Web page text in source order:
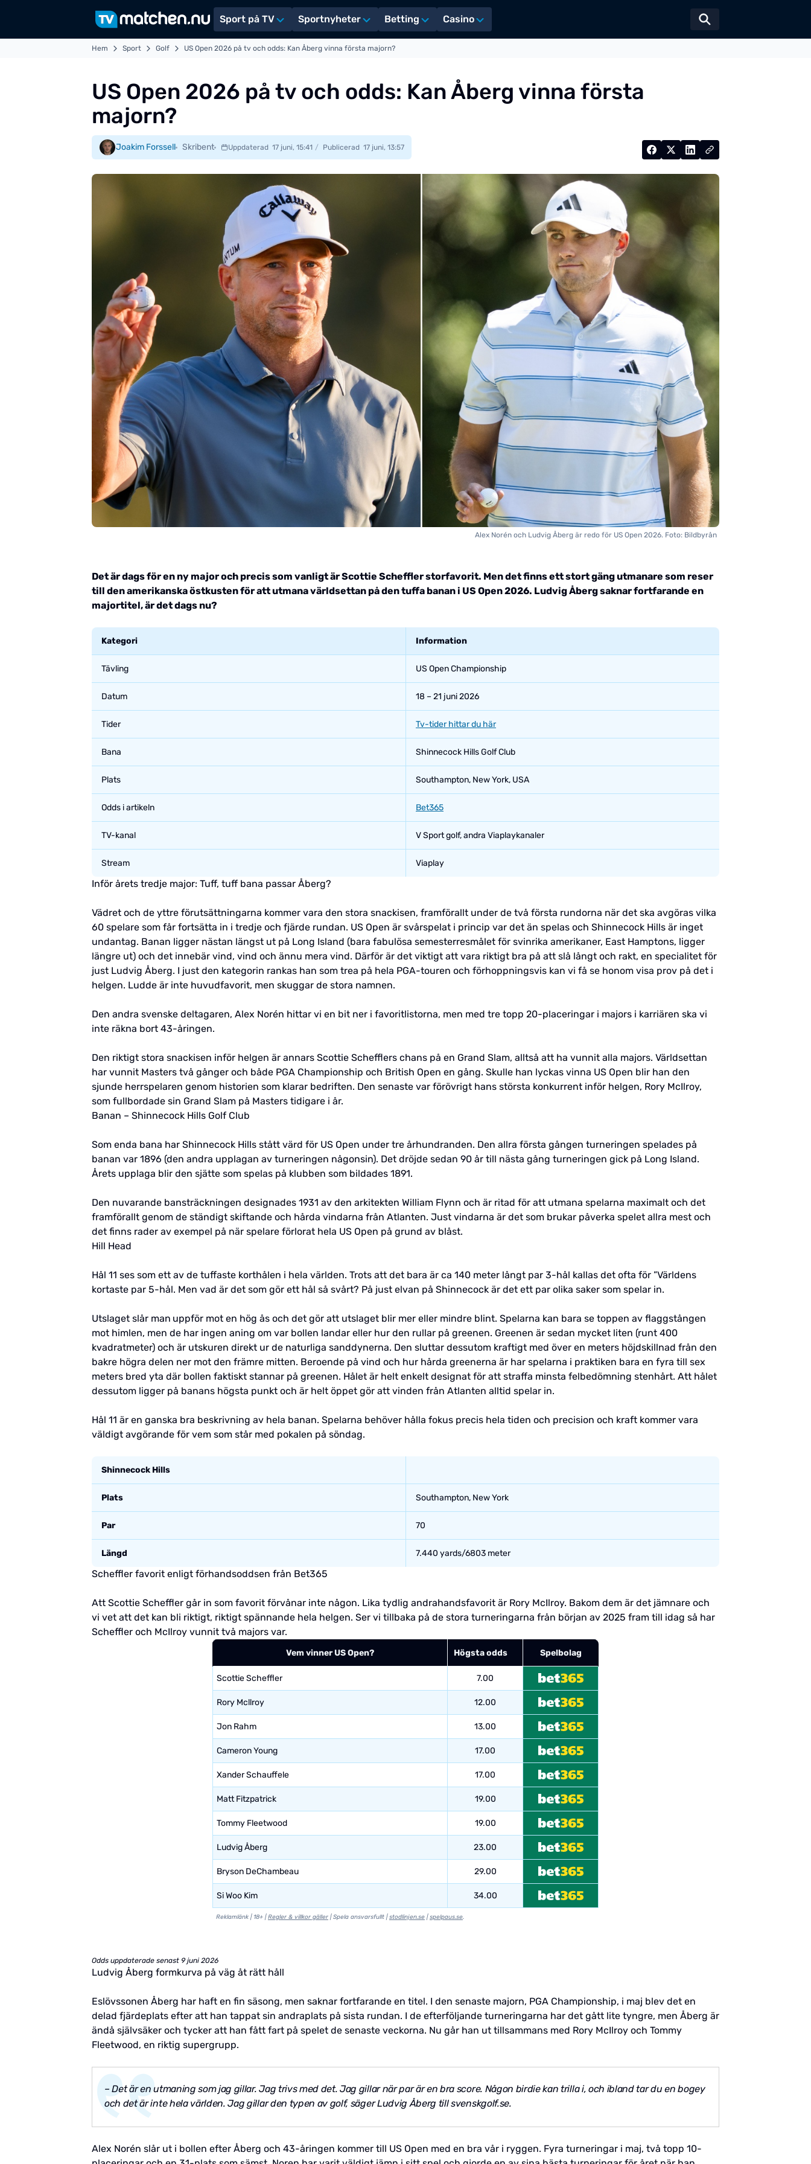
Sport på TV Sportnyheter Betting Casino Växla
Hem Sport Golf US Open 2026 på tv och odds: Kan Åberg vinna första majorn?
US Open 2026 på tv och odds: Kan Åberg vinna första
majorn?
Joakim Forssell Skribent Uppdaterad 17 juni, 15:41 Publicerad 17 juni, 13:57
Alex Norén och Ludvig Åberg är redo för US Open 2026. Foto: Bildbyrån
Det är dags för en ny major och precis som vanligt är Scottie Scheffler storfavorit. Men det finns ett stort gäng utmanare som reser
till den amerikanska östkusten för att utmana världsettan på den tuffa banan i US Open 2026. Ludvig Åberg saknar fortfarande en
majortitel, är det dags nu?
Kategori Information
Tävling US Open Championship
Datum 18 – 21 juni 2026
Tider Tv-tider hittar du här
Bana Shinnecock Hills Golf Club
Plats Southampton, New York, USA
Odds i artikeln Bet365
TV-kanal V Sport golf, andra Viaplaykanaler
Stream Viaplay
Inför årets tredje major: Tuff, tuff bana passar Åberg?
Vädret och de yttre förutsättningarna kommer vara den stora snackisen, framförallt under de två första rundorna när det ska avgöras vilka
60 spelare som får fortsätta in i tredje och fjärde rundan. US Open är svårspelat i princip var det än spelas och Shinnecock Hills är inget
undantag. Banan ligger nästan längst ut på Long Island (bara fabulösa semesterresmålet för svinrika amerikaner, East Hamptons, ligger
längre ut) och det innebär vind, vind och ännu mera vind. Därför är det viktigt att vara riktigt bra på att slå långt och rakt, en specialitet för
just Ludvig Åberg. I just den kategorin rankas han som trea på hela PGA-touren och förhoppningsvis kan vi få se honom visa prov på det i
helgen. Ludde är inte huvudfavorit, men skuggar de stora namnen.
Den andra svenske deltagaren, Alex Norén hittar vi en bit ner i favoritlistorna, men med tre topp 20-placeringar i majors i karriären ska vi
inte räkna bort 43-åringen.
Den riktigt stora snackisen inför helgen är annars Scottie Schefflers chans på en Grand Slam, alltså att ha vunnit alla majors. Världsettan
har vunnit Masters två gånger och både PGA Championship och British Open en gång. Skulle han lyckas vinna US Open blir han den
sjunde herrspelaren genom historien som klarar bedriften. Den senaste var förövrigt hans största konkurrent inför helgen, Rory McIlroy,
som fullbordade sin Grand Slam på Masters tidigare i år.
Banan – Shinnecock Hills Golf Club
Som enda bana har Shinnecock Hills stått värd för US Open under tre århundranden. Den allra första gången turneringen spelades på
banan var 1896 (den andra upplagan av turneringen någonsin). Det dröjde sedan 90 år till nästa gång turneringen gick på Long Island.
Årets upplaga blir den sjätte som spelas på klubben som bildades 1891.
Den nuvarande bansträckningen designades 1931 av den arkitekten William Flynn och är ritad för att utmana spelarna maximalt och det
framförallt genom de ständigt skiftande och hårda vindarna från Atlanten. Just vindarna är det som brukar påverka spelet allra mest och
det finns rader av exempel på när spelare förlorat hela US Open på grund av blåst.
Hill Head
Hål 11 ses som ett av de tuffaste korthålen i hela världen. Trots att det bara är ca 140 meter långt par 3-hål kallas det ofta för ”Världens
kortaste par 5-hål. Men vad är det som gör ett hål så svårt? På just elvan på Shinnecock är det ett par olika saker som spelar in.
Utslaget slår man uppför mot en hög ås och det gör att utslaget blir mer eller mindre blint. Spelarna kan bara se toppen av flaggstången
mot himlen, men de har ingen aning om var bollen landar eller hur den rullar på greenen. Greenen är sedan mycket liten (runt 400
kvadratmeter) och är utskuren direkt ur de naturliga sanddynerna. Den sluttar dessutom kraftigt med över en meters höjdskillnad från den
bakre högra delen ner mot den främre mitten. Beroende på vind och hur hårda greenerna är har spelarna i praktiken bara en fyra till sex
meters bred yta där bollen faktiskt stannar på greenen. Hålet är helt enkelt designat för att straffa minsta felbedömning stenhårt. Att hålet
dessutom ligger på banans högsta punkt och är helt öppet gör att vinden från Atlanten alltid spelar in.
Hål 11 är en ganska bra beskrivning av hela banan. Spelarna behöver hålla fokus precis hela tiden och precision och kraft kommer vara
väldigt avgörande för vem som står med pokalen på söndag.
Shinnecock Hills
Plats Southampton, New York
Par 70
Längd 7.440 yards/6803 meter
Scheffler favorit enligt förhandsoddsen från Bet365
Att Scottie Scheffler går in som favorit förvånar inte någon. Lika tydlig andrahandsfavorit är Rory McIlroy. Bakom dem är det jämnare och
vi vet att det kan bli riktigt, riktigt spännande hela helgen. Ser vi tillbaka på de stora turneringarna från början av 2025 fram till idag så har
Scheffler och McIlroy vunnit två majors var.
Vem vinner US Open? Högsta odds Spelbolag
Scottie Scheffler 7.00
Rory Mcllroy 12.00
Jon Rahm 13.00
Cameron Young 17.00
Xander Schauffele 17.00
Matt Fitzpatrick 19.00
Tommy Fleetwood 19.00
Ludvig Åberg 23.00
Bryson DeChambeau 29.00
Si Woo Kim 34.00
Reklamlänk | 18+ |Regler & villkor gäller | Spela ansvarsfullt |stodlinjen.se |spelpaus.se.
Odds uppdaterade senast 9 juni 2026
Ludvig Åberg formkurva på väg åt rätt håll
Eslövssonen Åberg har haft en fin säsong, men saknar fortfarande en titel. I den senaste majorn, PGA Championship, i maj blev det en
delad fjärdeplats efter att han tappat sin andraplats på sista rundan. I de efterföljande turneringarna har det gått lite tyngre, men Åberg är
ändå självsäker och tycker att han fått fart på spelet de senaste veckorna. Nu går han ut tillsammans med Rory McIlroy och Tommy
Fleetwood, en riktig supergrupp.
– Det är en utmaning som jag gillar. Jag trivs med det. Jag gillar när par är en bra score. Någon birdie kan trilla i, och ibland tar du en bogey
och det är inte hela världen. Jag gillar den typen av golf, säger Ludvig Åberg till svenskgolf.se.
Alex Norén slår ut i bollen efter Åberg och 43-åringen kommer till US Open med en bra vår i ryggen. Fyra turneringar i maj, två topp 10-